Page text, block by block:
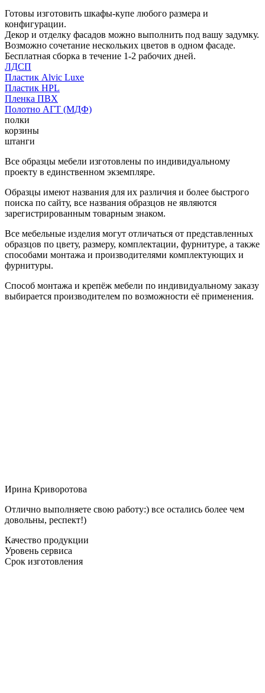
Готовы изготовить шкафы-купе любого размера и
конфигурации.
Декор и отделку фасадов можно выполнить под вашу задумку.
Возможно сочетание нескольких цветов в одном фасаде.
Бесплатная сборка в течение 1-2 рабочих дней.
ЛДСП
Пластик Alvic Luxe
Пластик HPL
Пленка ПВХ
Полотно АГТ (МДФ)
полки
корзины
штанги
Все образцы мебели изготовлены по индивидуальному
проекту в единственном экземпляре.
Образцы имеют названия для их различия и более быстрого
поиска по сайту, все названия образцов не являются
зарегистрированным товарным знаком.
Все мебельные изделия могут отличаться от представленных
образцов по цвету, размеру, комплектации, фурнитуре, а также
способами монтажа и производителями комплектующих и
фурнитуры.
Способ монтажа и крепёж мебели по индивидуальному заказу
выбирается производителем по возможности её применения.
Ирина Криворотова
Отлично выполняете свою работу:) все остались более чем
довольны, респект!)
Качество продукции
Уровень сервиса
Срок изготовления